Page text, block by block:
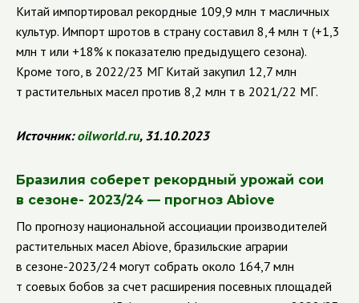
Китай импортировал рекордные 109,9 млн т масличных
культур. Импорт шротов в страну составил 8,4 млн т (+1,3
млн т или +18% к показателю предыдущего сезона).
Кроме того, в 2022/23 МГ Китай закупил 12,7 млн
т растительных масел против 8,2 млн т в 2021/22 МГ.
Источник:oilworld.ru, 31.10.2023
Бразилия соберет рекордный урожай сои
в сезоне- 2023/24 — прогноз Abiove
По прогнозу национальной ассоциации производителей
растительных масел Abiove, бразильские аграрии
в сезоне-2023/24 могут собрать около 164,7 млн
т соевых бобов за счет расширения посевных площадей